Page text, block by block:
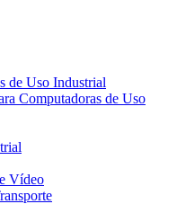
de Uso Industrial
Computadoras de Uso
Vídeo